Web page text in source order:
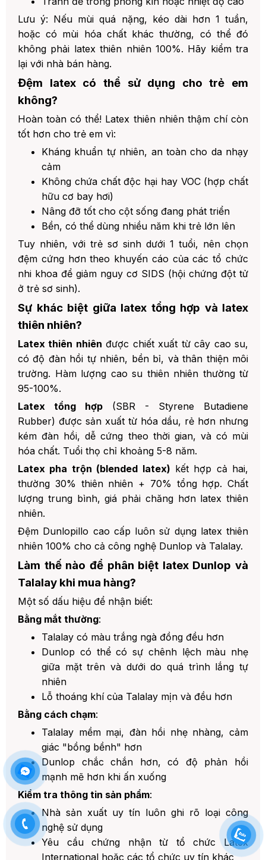
Lưu ý: Nếu mùi quá nặng, kéo dài hơn 1 tuần,
hoặc có mùi hóa chất khác thường, có thể đó
không phải latex thiên nhiên 100%. Hãy kiểm tra
lại với nhà bán hàng.
Đệm latex có thể sử dụng cho trẻ em
không?
Hoàn toàn có thể! Latex thiên nhiên thậm chí còn
tốt hơn cho trẻ em vì:
Kháng khuẩn tự nhiên, an toàn cho da nhạy
cảm
Không chứa chất độc hại hay VOC (hợp chất
hữu cơ bay hơi)
Nâng đỡ tốt cho cột sống đang phát triển
Bền, có thể dùng nhiều năm khi trẻ lớn lên
Tuy nhiên, với trẻ sơ sinh dưới 1 tuổi, nên chọn
đệm cứng hơn theo khuyến cáo của các tổ chức
nhi khoa để giảm nguy cơ SIDS (hội chứng đột tử
ở trẻ sơ sinh).
Sự khác biệt giữa latex tổng hợp và latex
thiên nhiên?
Latex thiên nhiên được chiết xuất từ cây cao su,
có độ đàn hồi tự nhiên, bền bỉ, và thân thiện môi
trường. Hàm lượng cao su thiên nhiên thường từ
95-100%.
Latex tổng hợp (SBR - Styrene Butadiene
Rubber) được sản xuất từ hóa dầu, rẻ hơn nhưng
kém đàn hồi, dễ cứng theo thời gian, và có mùi
hóa chất. Tuổi thọ chỉ khoảng 5-8 năm.
Latex pha trộn (blended latex) kết hợp cả hai,
thường 30% thiên nhiên + 70% tổng hợp. Chất
lượng trung bình, giá phải chăng hơn latex thiên
nhiên.
Đệm Dunlopillo cao cấp luôn sử dụng latex thiên
nhiên 100% cho cả công nghệ Dunlop và Talalay.
Làm thế nào để phân biệt latex Dunlop và
Talalay khi mua hàng?
Một số dấu hiệu để nhận biết:
Bằng mắt thường:
Talalay có màu trắng ngà đồng đều hơn
Dunlop có thể có sự chênh lệch màu nhẹ
giữa mặt trên và dưới do quá trình lắng tự
nhiên
Lỗ thoáng khí của Talalay mịn và đều hơn
Bằng cách chạm:
Talalay mềm mại, đàn hồi nhẹ nhàng, cảm
giác "bồng bềnh" hơn
Dunlop chắc chắn hơn, có độ phản hồi
mạnh mẽ hơn khi ấn xuống
Kiểm tra thông tin sản phẩm:
Nhà sản xuất uy tín luôn ghi rõ loại công
nghệ sử dụng
Yêu cầu chứng nhận từ tổ chức Latex
International hoặc các tổ chức uy tín khác